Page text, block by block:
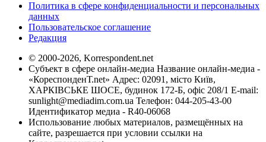
Политика в сфере конфиденциальности и персональных
данных
Пользовательское соглашение
Редакция
© 2000-2026, Korrespondent.net
Субъект в сфере онлайн-медиа Название онлайн-медиа -
«КореспонденТ.net» Адрес: 02091, місто Київ,
ХАРКІВСЬКЕ ШОСЕ, будинок 172-Б, офіс 208/1 E-mail:
sunlight@mediadim.com.ua Телефон: 044-205-43-00
Идентификатор медиа - R40-06068
Использование любых материалов, размещённых на
сайте, разрешается при условии ссылки на